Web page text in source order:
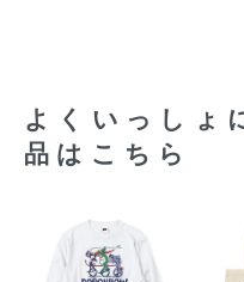
よくいっしょ
品はこちら